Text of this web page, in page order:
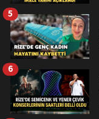
5
6